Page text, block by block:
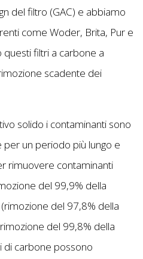
del filtro (GAC) e abbiamo
come Woder, Brita, Pur e
questi filtri a carbone a
scadente dei
solido i contaminanti sono
un periodo più lungo e
rimuovere contaminanti
del 99,9% della
del 97,8% della
del 99,8% della
di carbone possono